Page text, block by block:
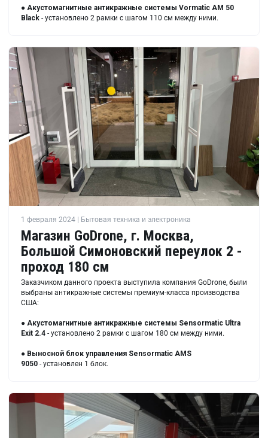
● Акустомагнитные антикражные системы Vormatic AM 50
Black - установлено 2 рамки с шагом 110 см между ними.
1 февраля 2024 | Бытовая техника и электроника
Магазин GoDrone, г. Москва,
Большой Симоновский переулок 2 -
проход 180 см
Заказчиком данного проекта выступила компания GoDrone, были
выбраны антикражные системы премиум-класса производства
США:
● Акустомагнитные антикражные системы Sensormatic Ultra
Exit 2.4 - установлено 2 рамки с шагом 180 см между ними.
● Выносной блок управления Sensormatic AMS
9050 - установлен 1 блок.